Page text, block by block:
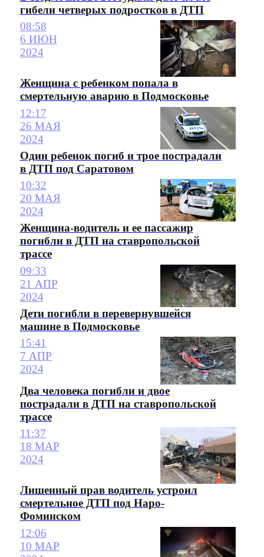
гибели четверых подростков в ДТП
08:58
6 ИЮН
2024
Женщина с ребенком попала в
смертельную аварию в Подмосковье
12:17
26 МАЯ
2024
Один ребенок погиб и трое пострадали
в ДТП под Саратовом
10:32
20 МАЯ
2024
Женщина-водитель и ее пассажир
погибли в ДТП на ставропольской
трассе
09:33
21 АПР
2024
Дети погибли в перевернувшейся
машине в Подмосковье
15:41
7 АПР
2024
Два человека погибли и двое
пострадали в ДТП на ставропольской
трассе
11:37
18 МАР
2024
Лишенный прав водитель устроил
смертельное ДТП под Наро-
Фоминском
12:06
10 МАР